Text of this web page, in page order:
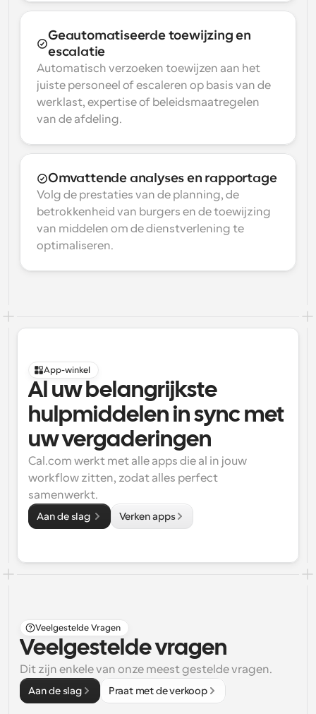
Geautomatiseerde toewijzing en
escalatie
Automatisch verzoeken toewijzen aan het
juiste personeel of escaleren op basis van de
werklast, expertise of beleidsmaatregelen
van de afdeling.
Omvattende analyses en rapportage
Volg de prestaties van de planning, de
betrokkenheid van burgers en de toewijzing
van middelen om de dienstverlening te
optimaliseren.
App-winkel
Al uw belangrijkste
hulpmiddelen in sync met
uw vergaderingen
Cal.com werkt met alle apps die al in jouw
workflow zitten, zodat alles perfect
samenwerkt.
Aan de slag Verken apps
Veelgestelde Vragen
Veelgestelde vragen
Dit zijn enkele van onze meest gestelde vragen.
Aan de slag Praat met de verkoop